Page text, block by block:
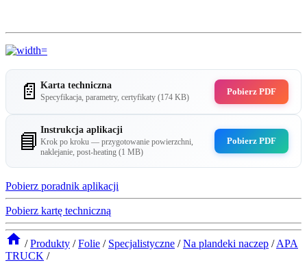
📄 Karta techniczna
Specyfikacja, parametry, certyfikaty (174 KB)
Pobierz PDF
📘 Instrukcja aplikacji
Krok po kroku — przygotowanie powierzchni,
naklejanie, post-heating (1 MB)
Pobierz PDF
Pobierz poradnik aplikacji
Pobierz kartę techniczną
/ Produkty / Folie / Specjalistyczne / Na plandeki naczep / APA
TRUCK /